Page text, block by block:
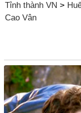
Tỉnh thành VN >
Cao Vân